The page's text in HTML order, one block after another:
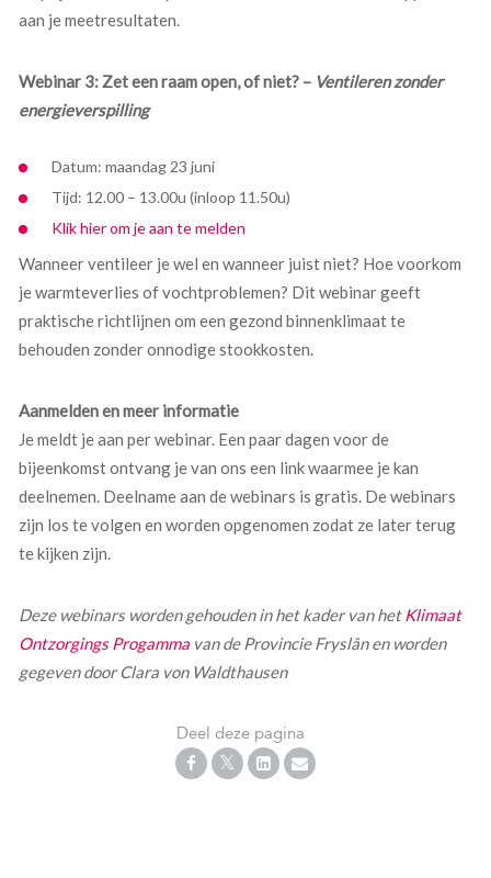
aan je meetresultaten.
Webinar 3: Zet een raam open, of niet? – Ventileren zonder
energieverspilling
Datum: maandag 23 juni
Tijd: 12.00 – 13.00u (inloop 11.50u)
Klik hier om je aan te melden
Wanneer ventileer je wel en wanneer juist niet? Hoe voorkom
je warmteverlies of vochtproblemen? Dit webinar geeft
praktische richtlijnen om een gezond binnenklimaat te
behouden zonder onnodige stookkosten.
Aanmelden en meer informatie
Je meldt je aan per webinar. Een paar dagen voor de
bijeenkomst ontvang je van ons een link waarmee je kan
deelnemen. Deelname aan de webinars is gratis. De webinars
zijn los te volgen en worden opgenomen zodat ze later terug
te kijken zijn.
Deze webinars worden gehouden in het kader van het Klimaat
Ontzorgings Progamma van de Provincie Fryslân en worden
gegeven door Clara von Waldthausen
Deel deze pagina